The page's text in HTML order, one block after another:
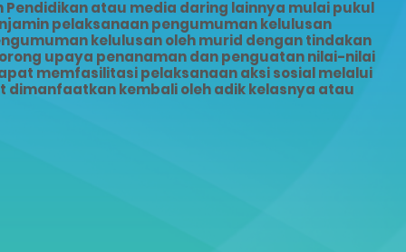
atau media daring lainnya mulai pukul
pelaksanaan pengumuman kelulusan
kelulusan oleh murid dengan tindakan
upaya penanaman dan penguatan nilai-nilai
memfasilitasi pelaksanaan aksi sosial melalui
kembali oleh adik kelasnya atau